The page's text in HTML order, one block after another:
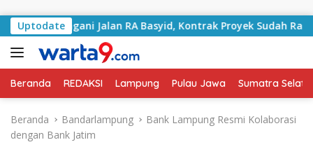
Uptodate
Tangani Jalan RA Basyid, Kontrak Proyek Sudah Rampung
Beranda REDAKSI Lampung Pulau Jawa Sumatra
Beranda Bandarlampung
Bank Lampung Resmi Kolaborasi
dengan Bank Jatim